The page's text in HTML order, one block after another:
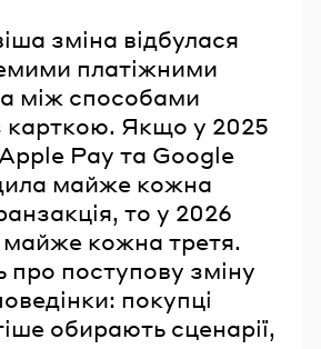
зміна відбулася
платіжними
між способами
карткою. Якщо у 2025
Pay та Google
майже кожна
то у 2026
кожна третя.
про поступову зміну
покупці
обирають сценарії,